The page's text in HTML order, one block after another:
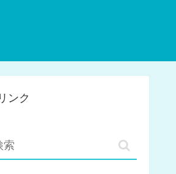
ンク